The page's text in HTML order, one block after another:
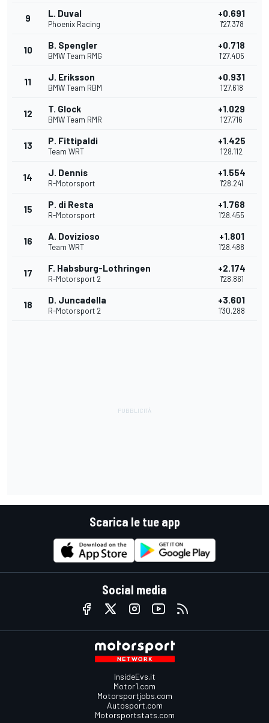
9 L. Duval
Phoenix Racing
+0.691
1'27.378
10 B. Spengler
BMW Team RMG
+0.718
1'27.405
11 J. Eriksson
BMW Team RBM
+0.931
1'27.618
12 T. Glock
BMW Team RMR
+1.029
1'27.716
13 P. Fittipaldi
Team WRT
+1.425
1'28.112
14 J. Dennis
R-Motorsport
+1.554
1'28.241
15 P. di Resta
R-Motorsport
+1.768
1'28.455
16 A. Dovizioso
Team WRT
+1.801
1'28.488
17 F. Habsburg-Lothringen
R-Motorsport 2
+2.174
1'28.861
18 D. Juncadella
R-Motorsport 2
+3.601
1'30.288
Scarica le tue app
Social media
InsideEvs.it
Motor1.com
Motorsportjobs.com
Autosport.com
Motorsportstats.com